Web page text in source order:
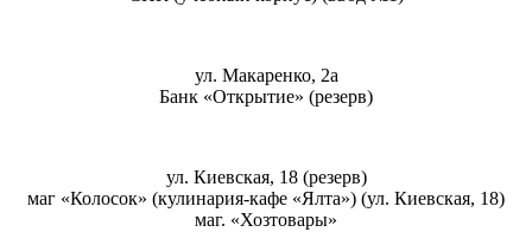
ул. Макаренко, 2а
Банк «Открытие» (резерв)
ул. Киевская, 18 (резерв)
маг «Колосок» (кулинария-кафе «Ялта») (ул. Киевская, 18)
маг. «Хозтовары»